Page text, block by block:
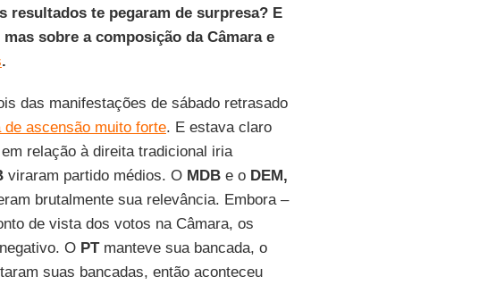
resultados te pegaram de surpresa? E
sobre a composição da Câmara e
.
das manifestações de sábado retrasado
ascensão muito forte. E estava claro
relação à direita tradicional iria
viraram partido médios. O MDBe o DEM,
brutalmente sua relevância. Embora –
de vista dos votos na Câmara, os
O PTmanteve sua bancada, o
suas bancadas, então aconteceu